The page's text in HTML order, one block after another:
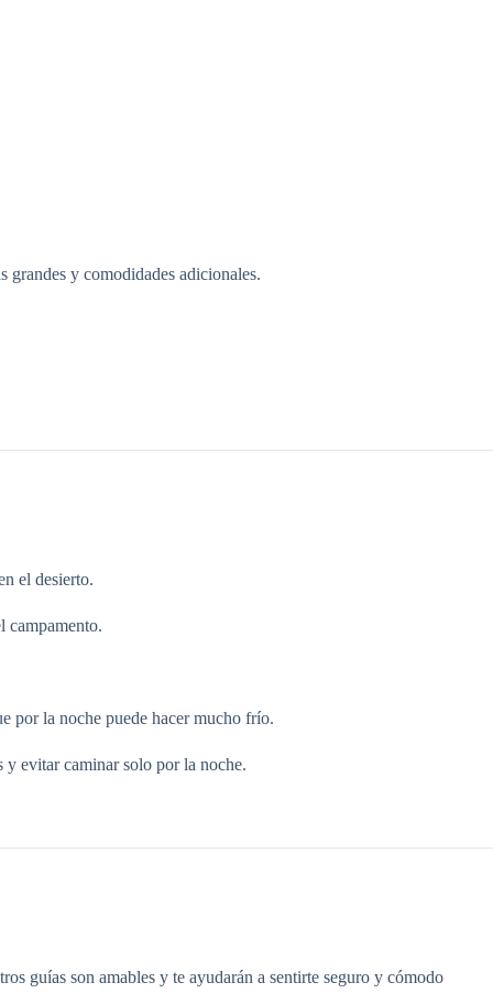
grandes y comodidades adicionales.
el desierto.
campamento.
por la noche puede hacer mucho frío.
y evitar caminar solo por la noche.
guías son amables y te ayudarán a sentirte seguro y cómodo